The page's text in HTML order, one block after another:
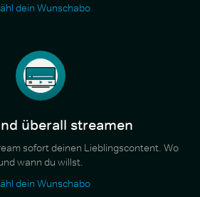
dein Wunschabo
überall streamen
sofort deinen Lieblingscontent. Wo
wann du willst.
dein Wunschabo